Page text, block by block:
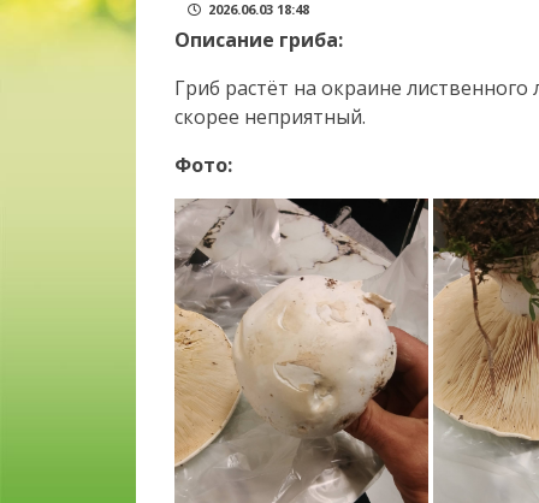
2026.06.03 18:48
Описание гриба:
Гриб растёт на окраине
скорее неприятный.
Фото: